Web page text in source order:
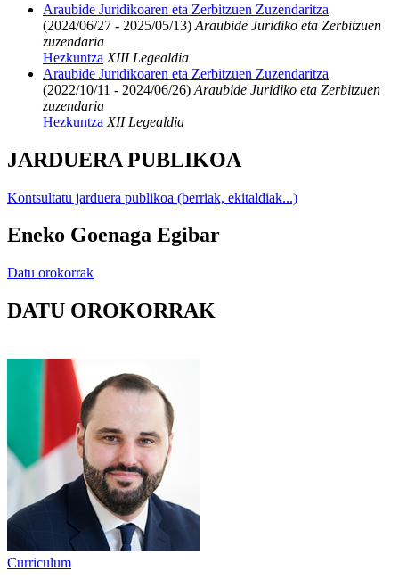
Araubide Juridikoaren eta Zerbitzuen Zuzendaritza
(2024/06/27 - 2025/05/13) Araubide Juridiko eta Zerbitzuen
zuzendaria
Hezkuntza XIII Legealdia
Araubide Juridikoaren eta Zerbitzuen Zuzendaritza
(2022/10/11 - 2024/06/26) Araubide Juridiko eta Zerbitzuen
zuzendaria
Hezkuntza XII Legealdia
JARDUERA PUBLIKOA
Kontsultatu jarduera publikoa (berriak, ekitaldiak...)
Eneko Goenaga Egibar
Datu orokorrak
DATU OROKORRAK
Curriculum